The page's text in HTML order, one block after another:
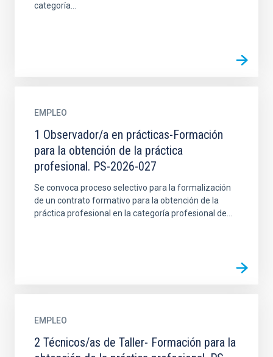
categoría...
EMPLEO
1 Observador/a en prácticas-Formación
para la obtención de la práctica
profesional. PS-2026-027
Se convoca proceso selectivo para la formalización
de un contrato formativo para la obtención de la
práctica profesional en la categoría profesional de...
EMPLEO
2 Técnicos/as de Taller- Formación para la